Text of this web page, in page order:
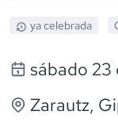
ya celebrada
sábado 23
Zarautz,